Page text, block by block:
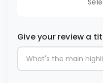
Give your review a